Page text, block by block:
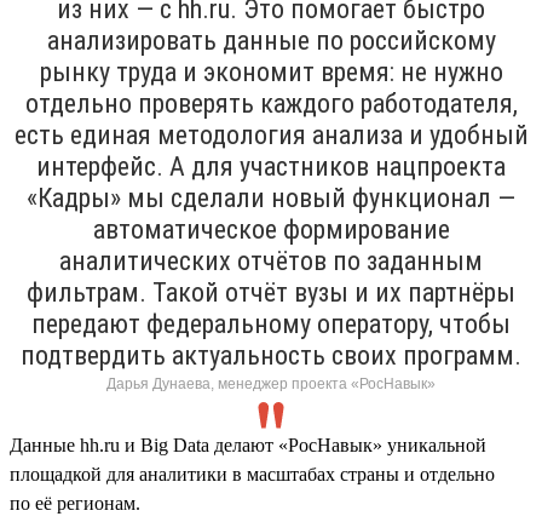
из них — с hh.ru. Это помогает быстро
анализировать данные по российскому
рынку труда и экономит время: не нужно
отдельно проверять каждого работодателя,
есть единая методология анализа и удобный
интерфейс. А для участников нацпроекта
«Кадры» мы сделали новый функционал —
автоматическое формирование
аналитических отчётов по заданным
фильтрам. Такой отчёт вузы и их партнёры
передают федеральному оператору, чтобы
подтвердить актуальность своих программ.
Дарья Дунаева, менеджер проекта «РосНавык»
Данные hh.ru и Big Data делают «РосНавык» уникальной
площадкой для аналитики в масштабах страны и отдельно
по её регионам.